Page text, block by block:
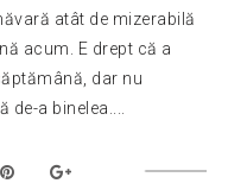
atât de mizerabilă
acum. E drept că a
dar nu
a binelea....